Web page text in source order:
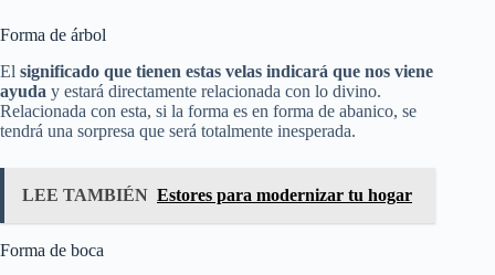
Forma de árbol
El significado que tienen estas velas indicará que nos viene
ayuda y estará directamente relacionada con lo divino.
Relacionada con esta, si la forma es en forma de abanico, se
tendrá una sorpresa que será totalmente inesperada.
LEE TAMBIÉN Estores para modernizar tu hogar
Forma de boca